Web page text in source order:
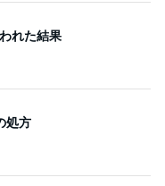
れた結果
処方